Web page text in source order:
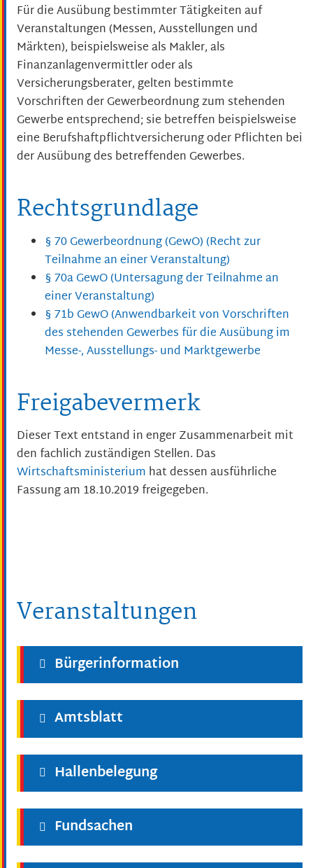
Für die Ausübung bestimmter Tätigkeiten auf
Veranstaltungen (Messen, Ausstellungen und
Märkten), beispielsweise als Makler, als
Finanzanlagenvermittler oder als
Versicherungsberater, gelten bestimmte
Vorschriften der Gewerbeordnung zum stehenden
Gewerbe entsprechend; sie betreffen beispielsweise
eine Berufshaftpflichtversicherung oder Pflichten bei
der Ausübung des betreffenden Gewerbes.
Rechtsgrundlage
§ 70 Gewerbeordnung (GewO) (Recht zur
Teilnahme an einer Veranstaltung)
§ 70a GewO (Untersagung der Teilnahme an
einer Veranstaltung)
§ 71b GewO (Anwendbarkeit von Vorschriften
des stehenden Gewerbes für die Ausübung im
Messe-, Ausstellungs- und Marktgewerbe
Freigabevermerk
Dieser Text entstand in enger Zusammenarbeit mit
den fachlich zuständigen Stellen. Das
Wirtschaftsministerium hat dessen ausführliche
Fassung am 18.10.2019 freigegeben.
Veranstaltungen
Bürgerinformation
Amtsblatt
Hallenbelegung
Fundsachen